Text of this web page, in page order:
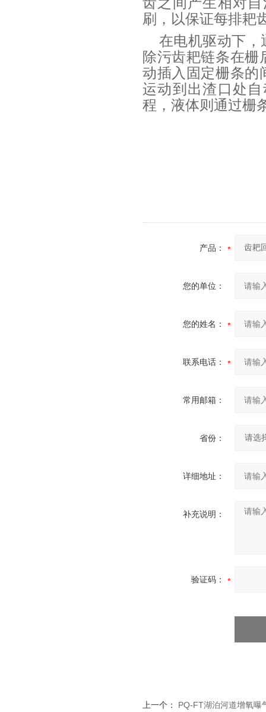
刷，以保证每排耙
在电机驱动下，
除污齿耙链条在栅
动插入固定栅条的
运动到出渣口处
程，液体则通过栅
产品：
您的单位：
您的姓名：
联系电话：
常用邮箱：
省份：
详细地址：
补充说明：
验证码：
上一个： PQ-FT湖泊河道增氧曝